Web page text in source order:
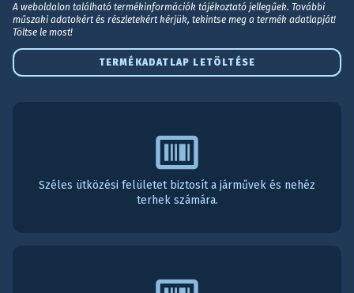
A weboldalon található termékinformációk tájékoztató jellegűek. További
műszaki adatokért és részletekért kérjük, tekintse meg a termék adatlapját!
Töltse le most!
TERMÉKADATLAP LETÖLTÉSE
Széles ütközési felületet biztosít a járművek és nehéz
terhek számára.